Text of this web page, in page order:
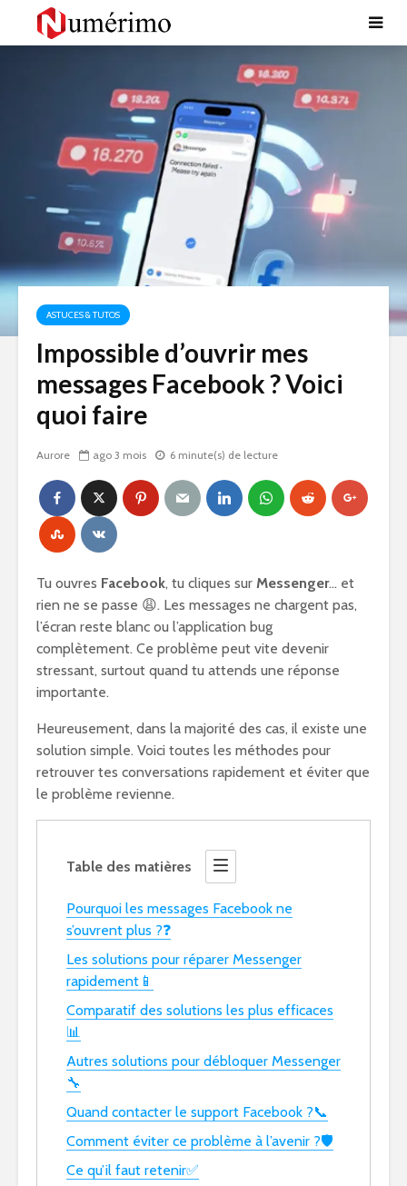
ASTUCES & TUTOS
Impossible d’ouvrir mes
messages Facebook ? Voici
quoi faire
Aurore ago 3 mois 6 minute(s) de lecture
Tu ouvres Facebook, tu cliques sur Messenger… et
rien ne se passe 😩. Les messages ne chargent pas,
l’écran reste blanc ou l’application bug
complètement. Ce problème peut vite devenir
stressant, surtout quand tu attends une réponse
importante.
Heureusement, dans la majorité des cas, il existe une
solution simple. Voici toutes les méthodes pour
retrouver tes conversations rapidement et éviter que
le problème revienne.
Table des matières
Pourquoi les messages Facebook ne
s’ouvrent plus ?❓
Les solutions pour réparer Messenger
rapidement📱
Comparatif des solutions les plus efficaces
📊
Autres solutions pour débloquer Messenger
🔧
Quand contacter le support Facebook ?📞
Comment éviter ce problème à l’avenir ?🛡️
Ce qu’il faut retenir✅